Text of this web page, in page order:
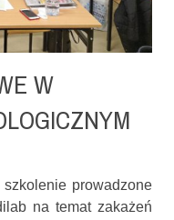
W
prowadzone
na temat zakażeń